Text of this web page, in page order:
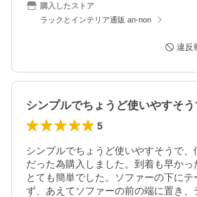
購入したストア
ラックとインテリア通販 an-non
違反
5
シンプルでちょうど使いやすそうで
だった為購入しました。到着も早かっ
とても簡単でした。ソファーの下に
ず、あえてソファーの前の端に置き、